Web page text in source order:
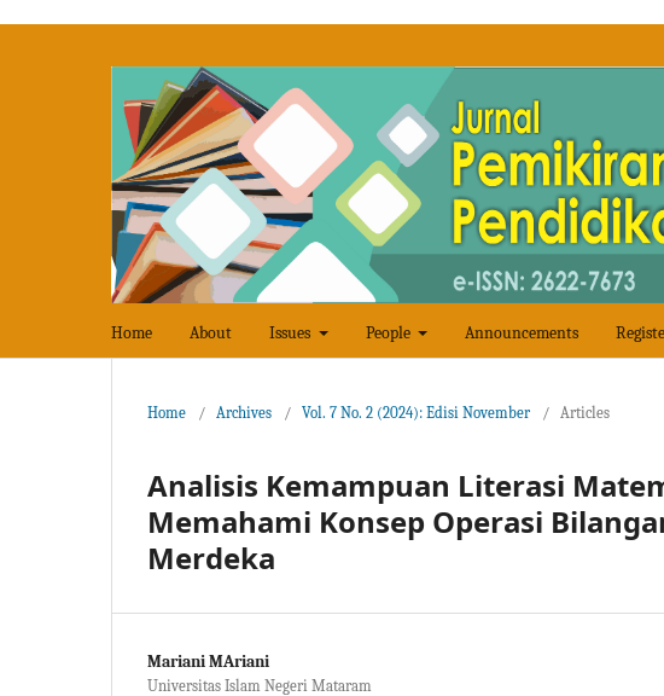
Home About Issues People Announcements
Home / Archives / Vol. 7 No. 2 (2024): Edisi November / Articles
Analisis Kemampuan Literasi
Memahami Konsep Operasi
Merdeka
Mariani MAriani
Universitas Islam Negeri Mataram